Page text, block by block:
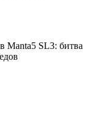
Manta5 SL3: битва